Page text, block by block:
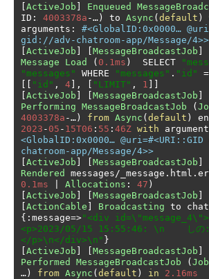
ActiveJob Enqueued
ID : 4003378a -…) to Async ( default )
arguments :
#<GlobalID:0x0000…
gid://adv-chatroom-app/Message/4>>
ActiveJob MessageBroadcastJob
Message
Load ( 0.1ms )
  SELECT
"messages"
WHERE "messages" . "id" =
"id" , 4 ], "LIMIT" , 1
ActiveJob MessageBroadcastJob
Performing MessageBroadcastJob (
4003378a -…) from Async ( default )
2023 - 05 - 15T06 : 55 : 46Z with
<GlobalID:0x0000…
chatroom-app/Message/4>>
ActiveJob MessageBroadcastJob
Rendered
messages / _message . html .
0.1ms
Allocations : 47 )
ActiveJob MessageBroadcastJob
ActionCable Broadcasting to
{: message=>"<div
<p>2023/05/15 15:55:46: \n    しの:
</p>\n</div>\n" }
ActiveJob MessageBroadcastJob
Performed
MessageBroadcastJob ( Job
…)
from Async ( default ) in 2.16ms